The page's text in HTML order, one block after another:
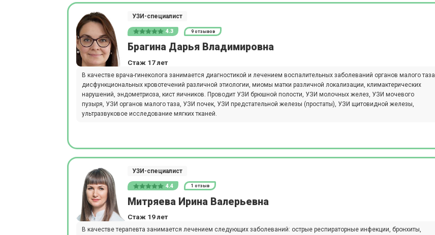
УЗИ-специалист
4.3 9 отзывов
Брагина Дарья Владимировна
Стаж 17 лет
В качестве врача-гинеколога занимается диагностикой и лечением воспалительных заболеваний органов малого таза,
дисфункциональных кровотечений различной этиологии, миомы матки различной локализации, климактерических
нарушений, эндометриоза, кист яичников. Проводит УЗИ брюшной полости, УЗИ молочных желез, УЗИ мочевого
пузыря, УЗИ органов малого таза, УЗИ почек, УЗИ предстательной железы (простаты), УЗИ щитовидной железы,
ультразвуковое исследование мягких тканей.
УЗИ-специалист
4.4 1 отзыв
Митряева Ирина Валерьевна
Стаж 19 лет
В качестве терапевта занимается лечением следующих заболеваний: острые респираторные инфекции, бронхиты,